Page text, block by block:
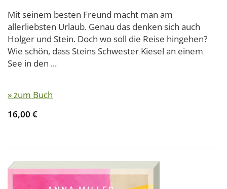
Mit seinem besten Freund macht man am
allerliebsten Urlaub. Genau das denken sich auch
Holger und Stein. Doch wo soll die Reise hingehen?
Wie schön, dass Steins Schwester Kiesel an einem
See in den ...
» zum Buch
16,00 €